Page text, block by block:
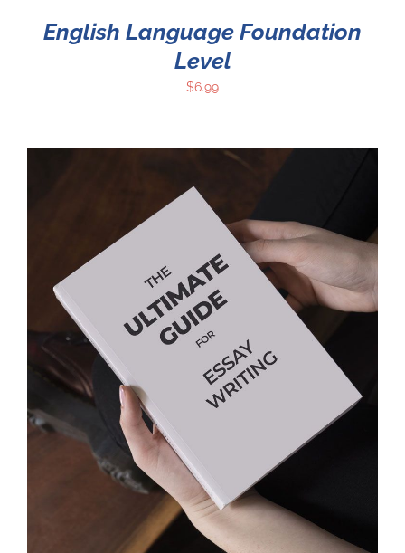
English Language Foundation
Level
$6.99